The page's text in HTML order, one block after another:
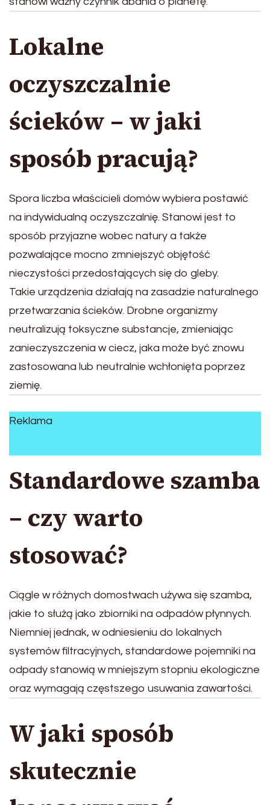
Lokalne
oczyszczalnie
ścieków – w jaki
sposób pracują?
Spora liczba właścicieli domów wybiera postawić
na indywidualną oczyszczalnię. Stanowi jest to
sposób przyjazne wobec natury a także
pozwalające mocno zmniejszyć objętość
nieczystości przedostających się do gleby.
Takie urządzenia działają na zasadzie naturalnego
przetwarzania ścieków. Drobne organizmy
neutralizują toksyczne substancje, zmieniając
zanieczyszczenia w ciecz, jaka może być znowu
zastosowana lub neutralnie wchłonięta poprzez
ziemię.
Reklama
Standardowe szamba
– czy warto
stosować?
Ciągle w różnych domostwach używa się szamba,
jakie to służą jako zbiorniki na odpadów płynnych.
Niemniej jednak, w odniesieniu do lokalnych
systemów filtracyjnych, standardowe pojemniki na
odpady stanowią w mniejszym stopniu ekologiczne
oraz wymagają częstszego usuwania zawartości.
W jaki sposób
skutecznie